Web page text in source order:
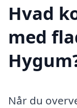
Hvad
med
Når du